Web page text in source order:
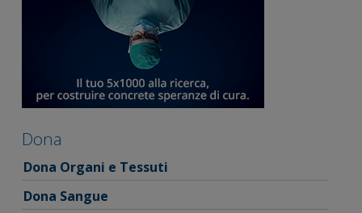
Dona
Dona Organi e Tessuti
Dona Sangue